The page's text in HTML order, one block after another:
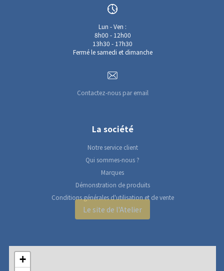
Lun - Ven :
8h00 - 12h00
13h30 - 17h30
Fermé le samedi et dimanche
Contactez-nous par email
La société
Notre service client
Qui sommes-nous ?
Marques
Démonstration de produits
Conditions générales d'utilisation et de vente
Le site de l'Atelier